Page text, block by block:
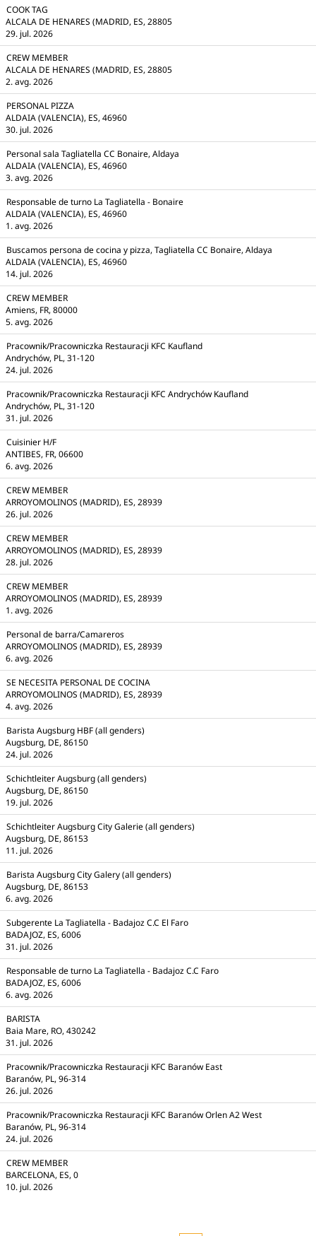
COOK TAG
ALCALA DE HENARES (MADRID, ES, 28805
29. jul. 2026
CREW MEMBER
ALCALA DE HENARES (MADRID, ES, 28805
2. avg. 2026
PERSONAL PIZZA
ALDAIA (VALENCIA), ES, 46960
30. jul. 2026
Personal sala Tagliatella CC Bonaire, Aldaya
ALDAIA (VALENCIA), ES, 46960
3. avg. 2026
Responsable de turno La Tagliatella - Bonaire
ALDAIA (VALENCIA), ES, 46960
1. avg. 2026
Buscamos persona de cocina y pizza, Tagliatella CC Bonaire, Aldaya
ALDAIA (VALENCIA), ES, 46960
14. jul. 2026
CREW MEMBER
Amiens, FR, 80000
5. avg. 2026
Pracownik/Pracowniczka Restauracji KFC Kaufland
Andrychów, PL, 31-120
24. jul. 2026
Pracownik/Pracowniczka Restauracji KFC Andrychów Kaufland
Andrychów, PL, 31-120
31. jul. 2026
Cuisinier H/F
ANTIBES, FR, 06600
6. avg. 2026
CREW MEMBER
ARROYOMOLINOS (MADRID), ES, 28939
26. jul. 2026
CREW MEMBER
ARROYOMOLINOS (MADRID), ES, 28939
28. jul. 2026
CREW MEMBER
ARROYOMOLINOS (MADRID), ES, 28939
1. avg. 2026
Personal de barra/Camareros
ARROYOMOLINOS (MADRID), ES, 28939
6. avg. 2026
SE NECESITA PERSONAL DE COCINA
ARROYOMOLINOS (MADRID), ES, 28939
4. avg. 2026
Barista Augsburg HBF (all genders)
Augsburg, DE, 86150
24. jul. 2026
Schichtleiter Augsburg (all genders)
Augsburg, DE, 86150
19. jul. 2026
Schichtleiter Augsburg City Galerie (all genders)
Augsburg, DE, 86153
11. jul. 2026
Barista Augsburg City Galery (all genders)
Augsburg, DE, 86153
6. avg. 2026
Subgerente La Tagliatella - Badajoz C.C El Faro
BADAJOZ, ES, 6006
31. jul. 2026
Responsable de turno La Tagliatella - Badajoz C.C Faro
BADAJOZ, ES, 6006
6. avg. 2026
BARISTA
Baia Mare, RO, 430242
31. jul. 2026
Pracownik/Pracowniczka Restauracji KFC Baranów East
Baranów, PL, 96-314
26. jul. 2026
Pracownik/Pracowniczka Restauracji KFC Baranów Orlen A2 West
Baranów, PL, 96-314
24. jul. 2026
CREW MEMBER
BARCELONA, ES, 0
10. jul. 2026